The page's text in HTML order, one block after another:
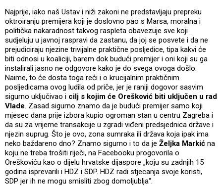
Najprije, iako naš Ustav i niži zakoni ne predstavljaju prepreku
oktroiranju premijera koji je doslovno pao s Marsa, moralna i
politička nakaradnost takvog raspleta obavezuje sve koji
sudjeluju u javnoj raspravi da zastanu, da joj se posvete i da ne
prejudiciraju njezine trivijalne praktične posljedice, tipa kakvi će
biti odnosi u koaliciji, barem dok budući premijer i oni koji su ga
instalirali jasno ne odgovore kako je do svega ovoga došlo.
Naime, to će dosta toga reći i o krucijalnim praktičnim
posljedicama ovog ludila od priče, jer je raniji dogovor sasvim
sigurno uključivao i cilj s kojim će Orešković biti uključen u rad
Vlade. Zasad sigurno znamo da je budući premijer samo koji
mjesec dana prije izbora kupio ogroman stan u centru Zagreba i
da su za vrijeme transakcije u zgradi viđeni predsjednica države i
njezin suprug. Što je ovo, zona sumraka ili država koja ipak ima
neko baždareno dno? Znamo sigurno i to da je Željka Markić na
koju ne treba trošiti riječi, na Facebooku progovorila o
Oreškoviću kao o dijelu hrvatske dijaspore „koju su zadnjih 15
godina isprevarili i HDZ i SDP. HDZ radi stjecanja svoje koristi,
SDP jer ih ne mogu smisliti zbog domoljublja“.